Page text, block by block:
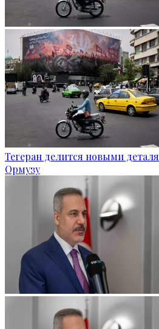
Тегеран делится новыми
Ормузу